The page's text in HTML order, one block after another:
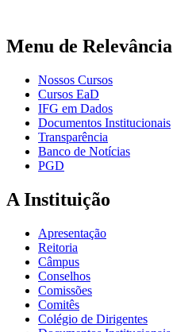
Menu de Relevância
Nossos Cursos
Cursos EaD
IFG em Dados
Documentos Institucionais
Transparência
Banco de Notícias
PGD
A Instituição
Apresentação
Reitoria
Câmpus
Conselhos
Comissões
Comitês
Colégio de Dirigentes